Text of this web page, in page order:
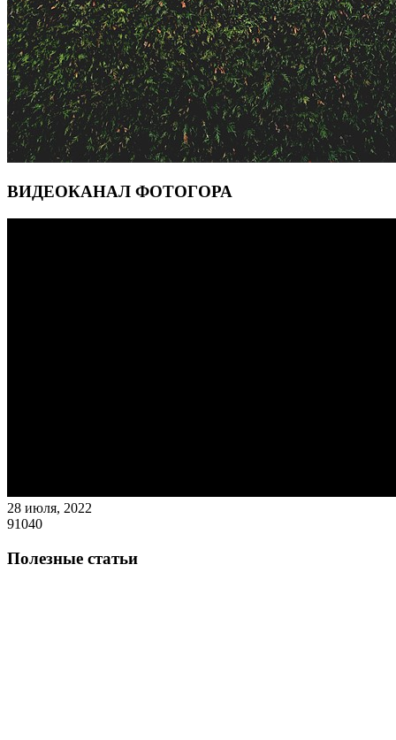
ВИДЕОКАНАЛ ФОТОГОРА
28 июля, 2022
91040
Полезные статьи